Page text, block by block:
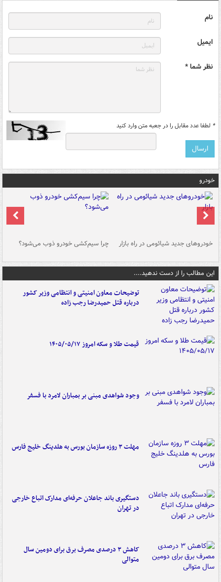
نام
ایمیل
نظر شما *
* لطفا عدد مقابل را در جعبه متن وارد کنید
خودرو
خودروهای جدید شیائومی در راه بازار چرا سیم‌کشی خودرو ذوب می‌شود؟
این مطالب را از دست ندهید....
توضیحات معاون امنیتی و انتظامی وزیر کشور
درباره قتل حمیدرضا رجب زاده
قیمت طلا و سکه امروز ۱۴۰۵/۰۵/۱۷
وجود شواهدی مبنی بر بمباران لامرد با فسفر
مهلت ۳ روزه سازمان بورس به هلدینگ خلیج فارس
دستگیری باند جاعلان حرفه‌ای مدارک اتباع خارجی
در تهران
کاهش ۳ درصدی مصرف برق برای دومین سال
متوالی